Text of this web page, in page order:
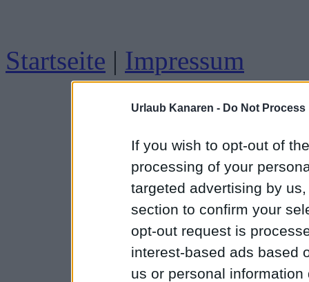
Urlaub Kanaren - Do Not
If you wish to opt-out of
processing of your
targeted advertising by
section to confirm your
opt-out request is
interest-based ads based
us or personal
Startseite | Impressum